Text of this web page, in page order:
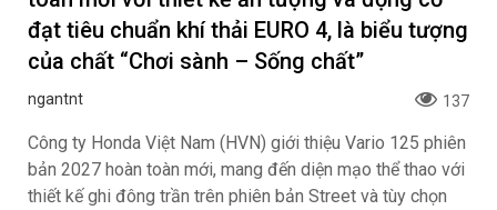
đạt tiêu chuẩn khí thải EURO 4, là biểu tượng
của chất “Chơi sành – Sống chất”
ngantnt 137
Công ty Honda Việt Nam (HVN) giới thiệu Vario 125 phiên
bản 2027 hoàn toàn mới, mang đến diện mạo thể thao với
thiết kế ghi đông trần trên phiên bản Street và tùy chọn